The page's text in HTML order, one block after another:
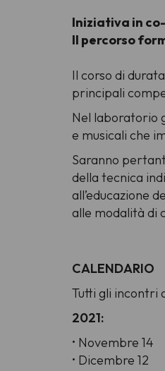
Iniziativa in
Il percorso
Il corso di
principali
Nel laboratorio
e musicali che
Saranno
della tecnica
all’educazione
alle modalità di
CALENDARIO
Tutti gli incontri
2021:
• Novembre 14
• Dicembre 12